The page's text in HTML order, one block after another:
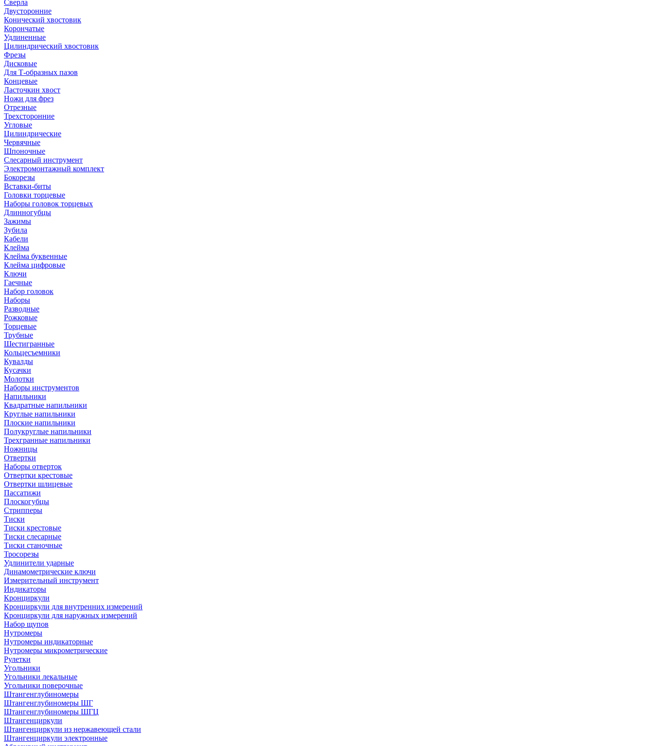
Сверла
Двусторонние
Конический хвостовик
Корончатые
Удлиненные
Цилиндрический хвостовик
Фрезы
Дисковые
Для Т-образных пазов
Концевые
Ласточкин хвост
Ножи для фрез
Отрезные
Трехсторонние
Угловые
Цилиндрические
Червячные
Шпоночные
Слесарный инструмент
Электромонтажный комплект
Бокорезы
Вставки-биты
Головки торцевые
Наборы головок торцевых
Длинногубцы
Зажимы
Зубила
Кабели
Клейма
Клейма буквенные
Клейма цифровые
Ключи
Гаечные
Набор головок
Наборы
Разводные
Рожковые
Торцевые
Трубные
Шестигранные
Кольцесъемники
Кувалды
Кусачки
Молотки
Наборы инструментов
Напильники
Квадратные напильники
Круглые напильники
Плоские напильники
Полукруглые напильники
Трехгранные напильники
Ножницы
Отвертки
Наборы отверток
Отвертки крестовые
Отвертки шлицевые
Пассатижи
Плоскогубцы
Стрипперы
Тиски
Тиски крестовые
Тиски слесарные
Тиски станочные
Тросорезы
Удлинители ударные
Динамометрические ключи
Измерительный инструмент
Индикаторы
Кронциркули
Кронциркули для внутренних измерений
Кронциркули для наружных измерений
Набор щупов
Нутромеры
Нутромеры индикаторные
Нутромеры микрометрические
Рулетки
Угольники
Угольники лекальные
Угольники поверочные
Штангенглубиномеры
Штангенглубиномеры ШГ
Штангенглубиномеры ШГЦ
Штангенциркули
Штангенциркули из нержавеющей стали
Штангенциркули электронные